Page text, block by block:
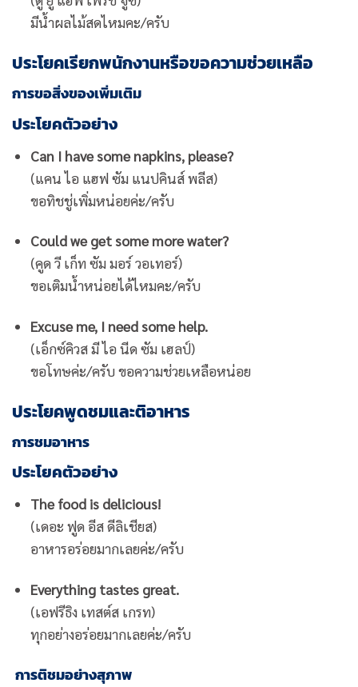
มีน้ำผลไม้สดไหมคะ/ครับ
ประโยคเรียกพนักงานหรือขอความช่วยเหลือ
การขอสิ่งของเพิ่มเติม
ประโยคตัวอย่าง
Can I have some napkins, please?
(แคน ไอ แฮฟ ซัม แนปคินส์ พลีส)
ขอทิชชู่เพิ่มหน่อยค่ะ/ครับ
Could we get some more water?
(คูด วี เก็ท ซัม มอร์ วอเทอร์)
ขอเติมน้ำหน่อยได้ไหมคะ/ครับ
Excuse me, I need some help.
(เอ็กซ์คิวส มี ไอ นีด ซัม เฮลป์)
ขอโทษค่ะ/ครับ ขอความช่วยเหลือหน่อย
ประโยคพูดชมและติอาหาร
การชมอาหาร
ประโยคตัวอย่าง
The food is delicious!
(เดอะ ฟูด อีส ดีลิเชียส)
อาหารอร่อยมากเลยค่ะ/ครับ
Everything tastes great.
(เอฟรีธิง เทสต์ส เกรท)
ทุกอย่างอร่อยมากเลยค่ะ/ครับ
การติชมอย่างสุภาพ